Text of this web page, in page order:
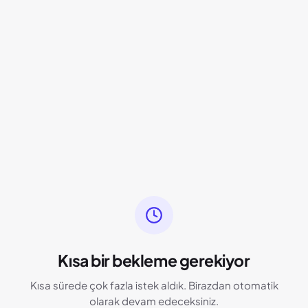
Kısa bir bekleme gerekiyor
Kısa sürede çok fazla istek aldık. Birazdan otomatik
olarak devam edeceksiniz.